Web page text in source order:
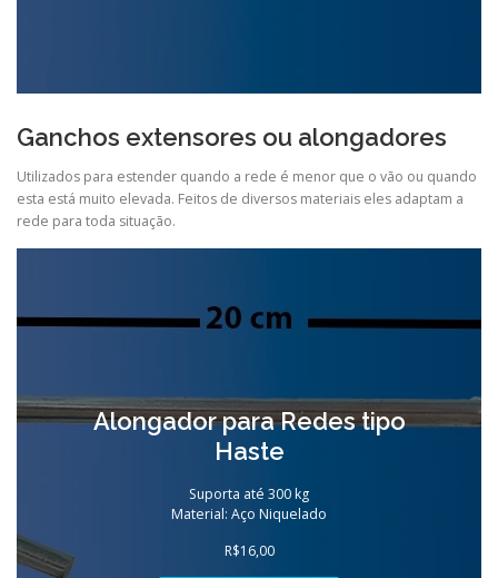
Ganchos extensores ou alongadores
Utilizados para estender quando a rede é menor que o vão ou quando
esta está muito elevada. Feitos de diversos materiais eles adaptam a
rede para toda situação.
Alongador para Redes tipo
Haste
Suporta até 300 kg
Material: Aço Niquelado
R$16,00